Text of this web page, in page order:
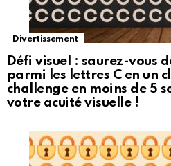
Divertissement
Défi visuel : saurez-vous
parmi les lettres C en un
challenge en moins de 5
votre acuité visuelle !